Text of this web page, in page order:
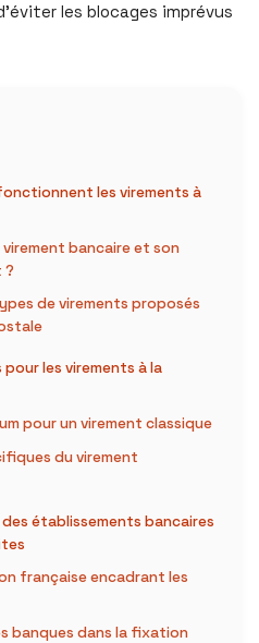
les blocages imprévus
les virements à
virement bancaire et son
?
de virements proposés
les virements à la
pour un virement classique
du virement
établissements bancaires
française encadrant les
banques dans la fixation